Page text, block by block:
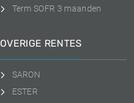
Term SOFR 3 maanden
OVERIGE RENTES
SARON
ESTER